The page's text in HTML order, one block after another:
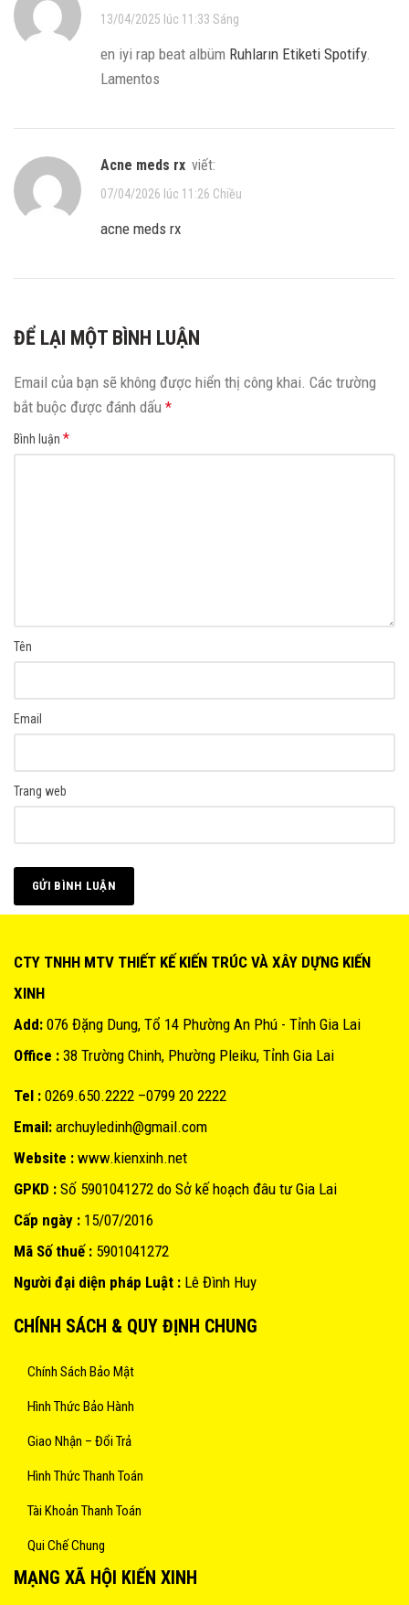
13/04/2025 lúc 11:33 Sáng
en iyi rap beat albüm Ruhların Etiketi Spotify.
Lamentos
acne meds rx viết:
07/04/2026 lúc 11:26 Chiều
acne meds rx
ĐỂ LẠI MỘT BÌNH LUẬN
Email của bạn sẽ không được hiển thị công khai. Các trường
bắt buộc được đánh dấu *
Bình luận *
Tên
Email
Trang web
CTY TNHH MTV THIẾT KẾ KIẾN TRÚC VÀ XÂY DỰNG KIẾN
XINH
Add: 076 Đặng Dung, Tổ 14 Phường An Phú - Tỉnh Gia Lai
Office : 38 Trường Chinh, Phường Pleiku, Tỉnh Gia Lai
Tel : 0269.650.2222 –0799 20 2222
Email: archuyledinh@gmail.com
Website : www.kienxinh.net
GPKD : Số 5901041272 do Sở kế hoạch đâu tư Gia Lai
Cấp ngày : 15/07/2016
Mã Số thuế : 5901041272
Người đại diện pháp Luật : Lê Đình Huy
CHÍNH SÁCH & QUY ĐỊNH CHUNG
Chính Sách Bảo Mật
Hình Thức Bảo Hành
Giao Nhận – Đổi Trả
Hình Thức Thanh Toán
Tài Khoản Thanh Toán
Qui Chế Chung
MẠNG XÃ HỘI KIẾN XINH